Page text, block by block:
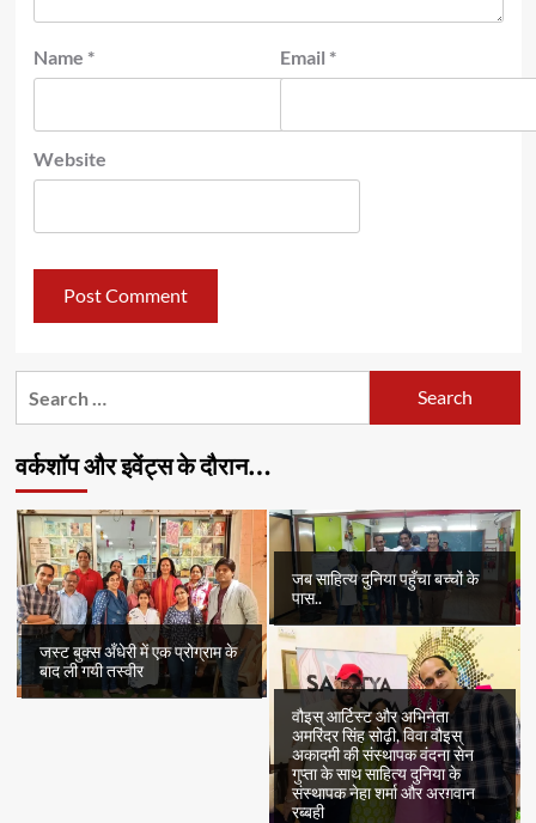
Name * Email *
Website
वर्कशॉप और इवेंट्स के दौरान…
जस्ट बुक्स अँधेरी में एक प्रोग्राम के
बाद ली गयी तस्वीर
जब साहित्य दुनिया पहुँचा बच्चों के
पास..
वौइस् आर्टिस्ट और अभिनेता
अमरिंदर सिंह सोढ़ी, विवा वौइस्
अकादमी की संस्थापक वंदना सेन
गुप्ता के साथ साहित्य दुनिया के
संस्थापक नेहा शर्मा और अरग़वान
रब्बही